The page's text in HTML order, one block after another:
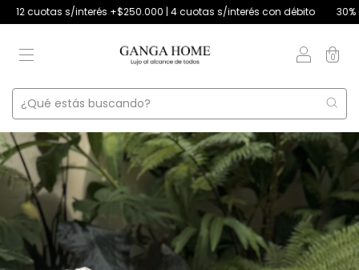
cuotas s/interés +$250.000 | 4 cuotas s/interés con débito 30% off
0